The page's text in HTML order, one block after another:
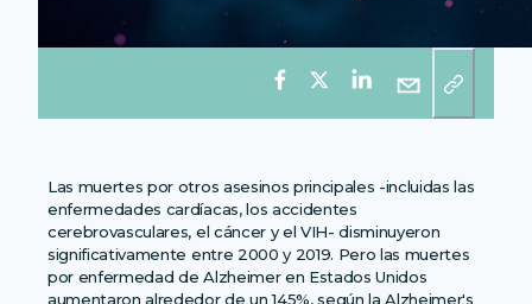
Las muertes por otros asesinos principales -incluidas las
enfermedades cardíacas, los accidentes
cerebrovasculares, el cáncer y el VIH- disminuyeron
significativamente entre 2000 y 2019. Pero las muertes
por enfermedad de Alzheimer en Estados Unidos
aumentaron alrededor de un 145%, según la Alzheimer's